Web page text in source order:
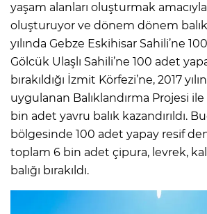
yaşam alanları oluşturmak
oluşturuyor ve dönem dönem
yılında Gebze Eskihisar Sahili’ne
Gölcük Ulaşlı Sahili’ne 100 adet
bırakıldığı İzmit Körfezi’ne, 2017
uygulanan Balıklandırma Projesi
bin adet yavru balık kazandırıldı.
bölgesinde 100 adet yapay resif
toplam 6 bin adet çipura, levrek,
balığı bırakıldı.